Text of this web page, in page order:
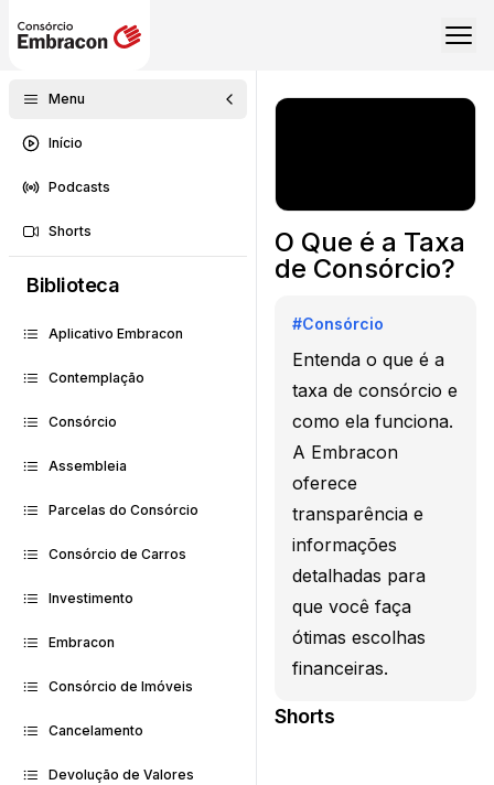
Menu
Início
Podcasts
Shorts
Biblioteca
Aplicativo Embracon
Contemplação
Consórcio
Assembleia
Parcelas do Consórcio
Consórcio de Carros
Investimento
Embracon
Consórcio de Imóveis
Cancelamento
Devolução de Valores
O Que é a Taxa
de Consórcio?
#Consórcio
Entenda o que é a
taxa de consórcio e
como ela funciona.
A Embracon
oferece
transparência e
informações
detalhadas para
que você faça
ótimas escolhas
financeiras.
Shorts